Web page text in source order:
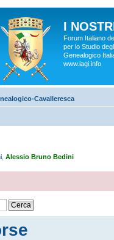
I
Forum Italiano
per lo Studio
Genealogico
www.iagi.info
Cavalleresca
Alessio Bruno Bedini